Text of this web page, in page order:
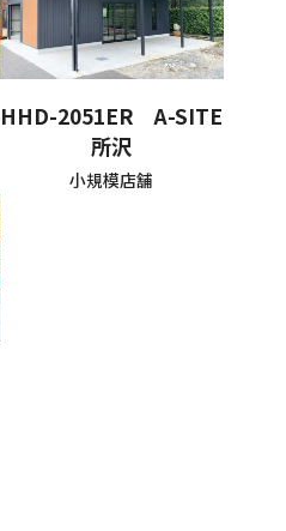
HHD-2051ER A-SITE
所沢
小規模店舗